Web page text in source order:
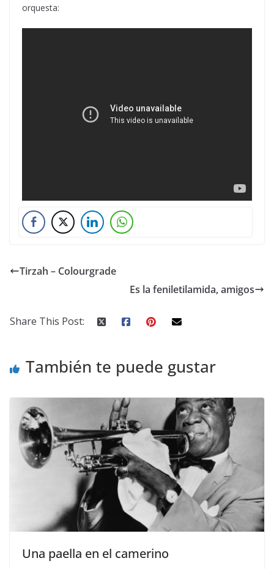
orquesta:
Tirzah – Colourgrade
Es la feniletilamida, amigos
Share This Post:
También te puede gustar
Una paella en el camerino